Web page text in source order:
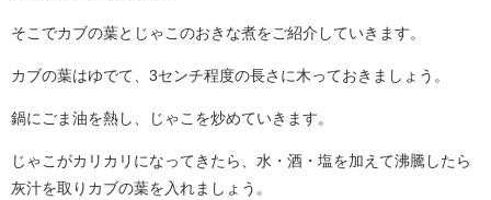
そこでカブの葉とじゃこのおきな煮をご紹介していきます。
カブの葉はゆでて、3センチ程度の長さに木っておきましょう。
鍋にごま油を熱し、じゃこを炒めていきます。
じゃこがカリカリになってきたら、水・酒・塩を加えて沸騰したら
灰汁を取りカブの葉を入れましょう。